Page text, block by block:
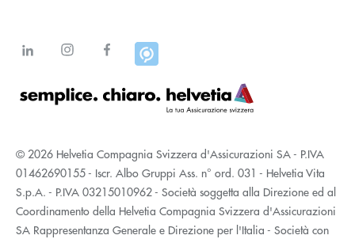
© 2026 Helvetia Compagnia Svizzera d'Assicurazioni SA - P.IVA
01462690155 - Iscr. Albo Gruppi Ass. n° ord. 031 - Helvetia Vita
S.p.A. - P.IVA 03215010962 - Società soggetta alla Direzione ed al
Coordinamento della Helvetia Compagnia Svizzera d'Assicurazioni
SA Rappresentanza Generale e Direzione per l'Italia - Società con